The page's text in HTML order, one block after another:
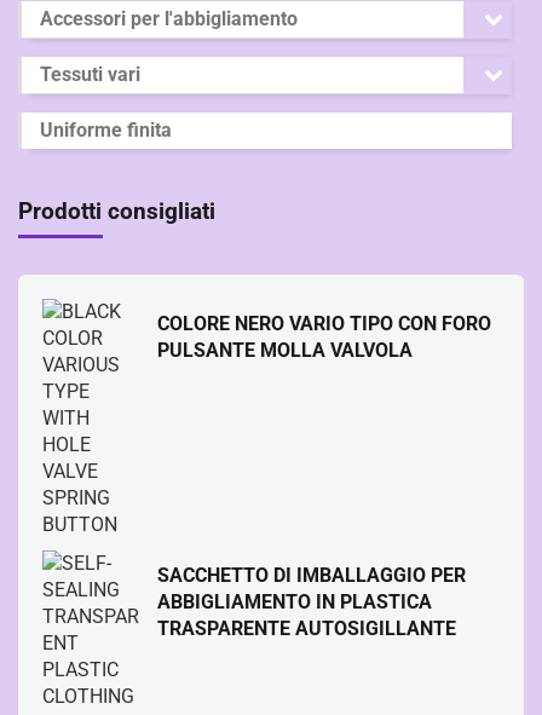
Accessori per l'abbigliamento
Tessuti vari
Uniforme finita
Prodotti consigliati
COLORE NERO VARIO TIPO CON FORO
PULSANTE MOLLA VALVOLA
SACCHETTO DI IMBALLAGGIO PER
ABBIGLIAMENTO IN PLASTICA
TRASPARENTE AUTOSIGILLANTE